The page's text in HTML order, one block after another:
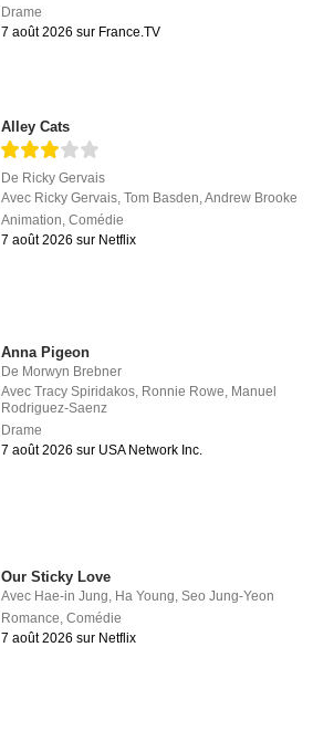
Drame
7 août 2026 sur France.TV
Alley Cats
De Ricky Gervais
Avec Ricky Gervais,Tom Basden,Andrew Brooke
Animation,Comédie
7 août 2026 sur Netflix
Anna Pigeon
De Morwyn Brebner
AvecTracy Spiridakos Ronnie Rowe Manuel
Rodriguez-Saenz
Drame
7 août 2026 sur USA Network Inc.
Our Sticky Love
Avec Hae-in Jung, Ha Young,Seo Jung-Yeon
Romance,Comédie
7 août 2026 sur Netflix